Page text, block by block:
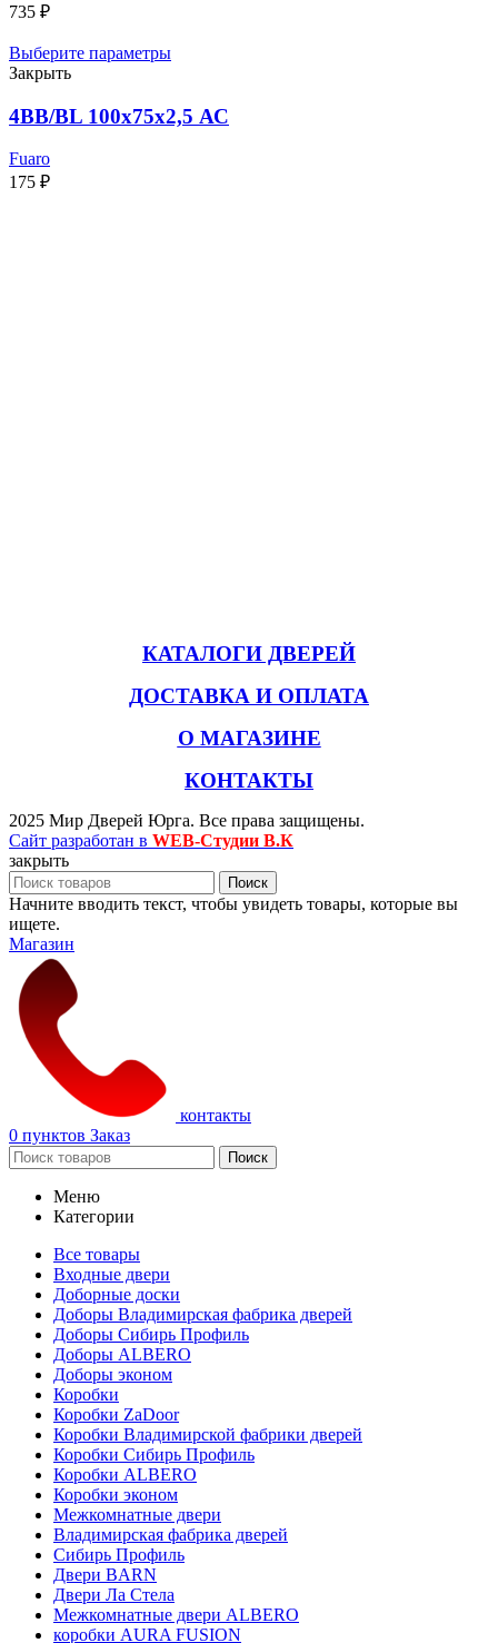
735 ₽
Выберите параметры
Закрыть
4BB/BL 100x75x2,5 АС
Fuaro
175 ₽
КАТАЛОГИ ДВЕРЕЙ
ДОСТАВКА И ОПЛАТА
О МАГАЗИНЕ
КОНТАКТЫ
2025 Мир Дверей Юрга. Все права защищены.
Сайт разработан в WEB-Студии В.К
закрыть
Поиск
Начните вводить текст, чтобы увидеть товары, которые вы
ищете.
Магазин
контакты
0 пунктов Заказ
Поиск
Меню
Категории
Все товары
Входные двери
Доборные доски
Доборы Владимирская фабрика дверей
Доборы Сибирь Профиль
Доборы ALBERO
Доборы эконом
Коробки
Коробки ZaDoor
Коробки Владимирской фабрики дверей
Коробки Сибирь Профиль
Коробки ALBERO
Коробки эконом
Межкомнатные двери
Владимирская фабрика дверей
Сибирь Профиль
Двери BARN
Двери Ла Стела
Межкомнатные двери ALBERO
коробки AURA FUSION